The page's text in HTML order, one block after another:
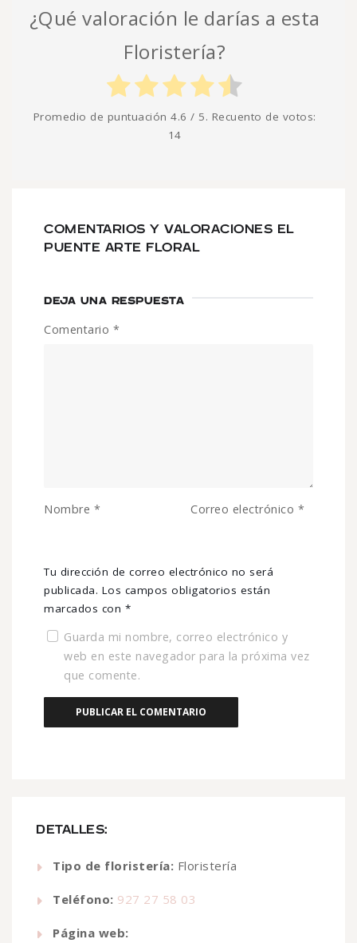
DETALLES:
Tipo de floristería: Floristería
Teléfono: 927 27 58 03
Página web:
¿Qué valoración le darías a esta
Floristería?
Promedio de puntuación 4.6 / 5. Recuento de votos:
14
COMENTARIOS Y VALORACIONES EL
PUENTE ARTE FLORAL
DEJA UNA RESPUESTA
Tu dirección de correo electrónico no será
publicada. Los campos obligatorios están
marcados con *
Comentario *
Nombre * Correo electrónico *
Guarda mi nombre, correo electrónico y
web en este navegador para la próxima vez
que comente.